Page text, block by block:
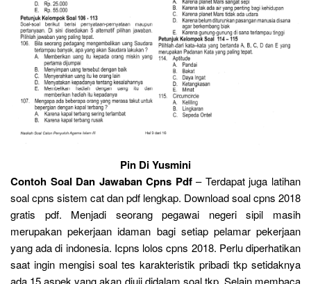
Pin Di Yusmini
Contoh Soal Dan Jawaban Cpns Pdf– Terdapat juga latihan
soal cpns sistem cat dan pdf lengkap. Download soal cpns 2018
gratis pdf. Menjadi seorang pegawai negeri sipil masih
merupakan pekerjaan idaman bagi setiap pelamar pekerjaan
yang ada di indonesia. Icpns lolos cpns 2018. Perlu diperhatikan
saat ingin mengisi soal tes karakteristik pribadi tkp setidaknya
ada 15 aspek yang akan diuji didalam soal tkp. Selain membaca